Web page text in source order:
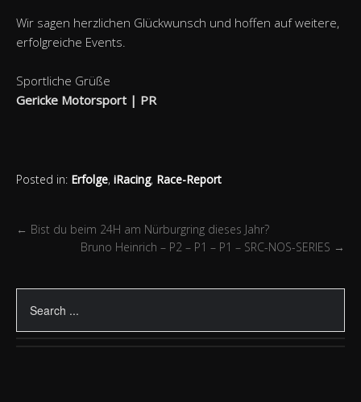
Wir sagen herzlichen Glückwunsch und hoffen auf weitere,
erfolgreiche Events.
Sportliche Grüße
Gericke Motorsport | PR
Posted in: Erfolge, iRacing, Race-Report
← Bist du beim 24H am Nürburgring dieses Jahr?
Bruno Heinrich – P2 – P1 – P1 – SRC-NOS-SERIES →